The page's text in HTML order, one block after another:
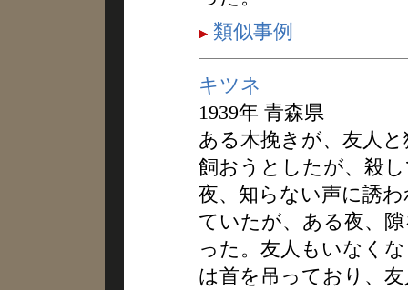
類似事例
キツネ
1939年 青森県
ある木挽きが、友人
飼おうとしたが、殺
夜、知らない声に誘
ていたが、ある夜、
った。友人もいなく
は首を吊っており、